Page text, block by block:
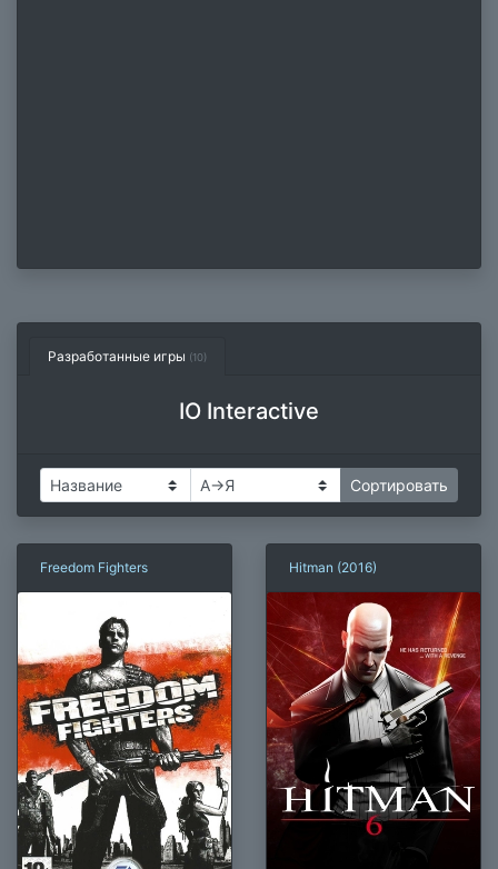
Разработанные игры (10)
IO Interactive
Freedom Fighters Hitman (2016)